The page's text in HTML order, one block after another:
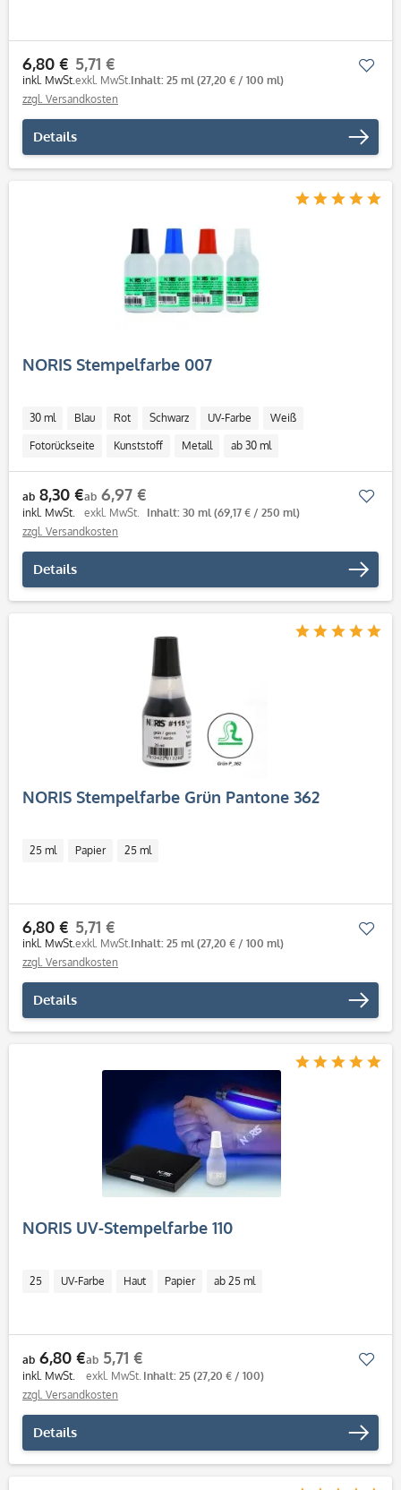
6,80 €
inkl. MwSt.
5,71 €
exkl. MwSt.Inhalt: 25 ml (27,20 € / 100 ml)
zzgl. Versandkosten
Details
NORIS Stempelfarbe 007
30 ml Blau Rot Schwarz UV-Farbe Weiß
Fotorückseite Kunststoff Metall ab 30 ml
ab 8,30 €
inkl. MwSt.
ab 6,97 €
exkl. MwSt. Inhalt: 30 ml (69,17 € / 250 ml)
zzgl. Versandkosten
Details
NORIS Stempelfarbe Grün Pantone 362
25 ml Papier 25 ml
6,80 €
inkl. MwSt.
5,71 €
exkl. MwSt.Inhalt: 25 ml (27,20 € / 100 ml)
zzgl. Versandkosten
Details
NORIS UV-Stempelfarbe 110
25 UV-Farbe Haut Papier ab 25 ml
ab 6,80 €
inkl. MwSt.
ab 5,71 €
exkl. MwSt. Inhalt: 25 (27,20 € / 100)
zzgl. Versandkosten
Details